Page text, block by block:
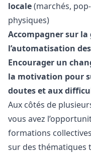
locale(marchés,
physiques)
Accompagner sur
l’automatisation
Encourager un
la motivation pour
doutes et aux
Aux côtés de
vous avez
formations
sur des thématiques